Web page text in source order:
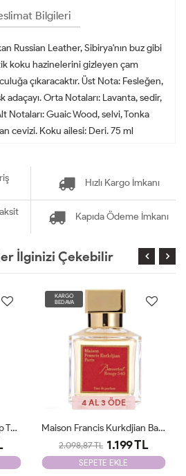
Bilgileri
Russian Leather, Sibirya'nın buz gibi
koku hazinelerini gizleyen çam
çıkaracaktır. Üst Nota: Fesleğen,
adaçayı. Orta Notaları: Lavanta, sedir,
Notaları: Guaic Wood, selvi, Tonka
cevizi. Koku ailesi: Deri. 75 ml
Hızlı Kargo İmkanı
Kapıda Ödeme İmkanı
İlginizi Çekebilir
KARGO
BEDAVA
4 AL 3 ÖDE
2.098,87 TL 1.199 TL
SEPETE EKLE